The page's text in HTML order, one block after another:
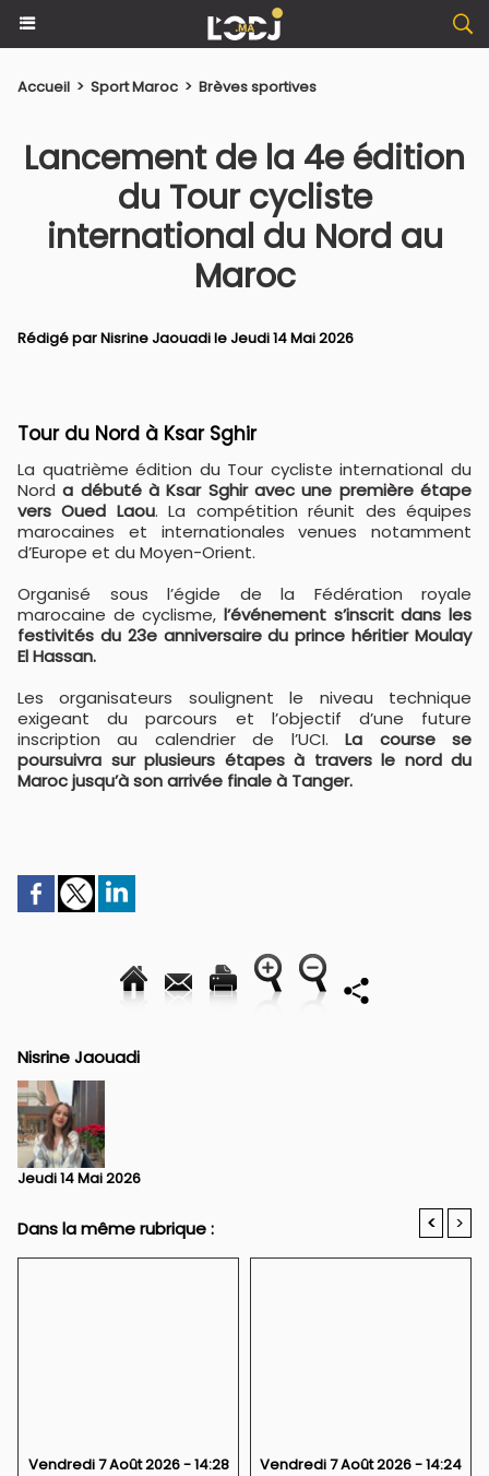
Accueil > Sport Maroc > Brèves sportives
Lancement de la 4e édition
du Tour cycliste
international du Nord au
Maroc
Rédigé parNisrine Jaouadile Jeudi 14 Mai 2026
Tour du Nord à Ksar Sghir
La quatrième édition du Tour cycliste international du
Norda débuté à Ksar Sghir avec une première étape
vers Oued Laou. La compétition réunit des équipes
marocaines et internationales venues notamment
d’Europe et du Moyen-Orient.
Organisé sous l’égide de la Fédération royale
marocaine de cyclisme, l’événement s’inscrit dans les
festivités du 23e anniversaire du prince héritier Moulay
El Hassan.
Les organisateurs soulignent le niveau technique
exigeant du parcours et l’objectif d’une future
inscription au calendrier de l’UCI.La course se
poursuivra sur plusieurs étapes à travers le nord du
Maroc jusqu’à son arrivée finale à Tanger.
Nisrine Jaouadi
Jeudi 14 Mai 2026
Dans la même rubrique : < >
Vendredi 7 Août 2026 - 14:28 Vendredi 7 Août 2026 - 14:24